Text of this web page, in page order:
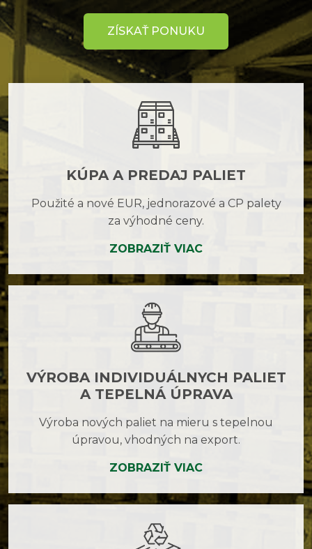
ZÍSKAŤ PONUKU
KÚPA A PREDAJ PALIET
Použité a nové EUR, jednorazové a CP palety
za výhodné ceny.
ZOBRAZIŤ VIAC
VÝROBA INDIVIDUÁLNYCH PALIET
A TEPELNÁ ÚPRAVA
Výroba nových paliet na mieru s tepelnou
úpravou, vhodných na export.
ZOBRAZIŤ VIAC